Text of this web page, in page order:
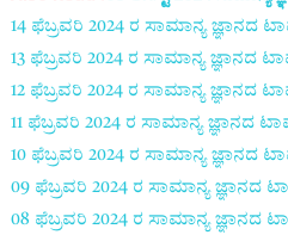
14 ಫೆಬ್ರವರಿ 2024 ರ ಸಾಮಾನ್ಯ ಜ್ಞಾನದ
13 ಫೆಬ್ರವರಿ 2024 ರ ಸಾಮಾನ್ಯ ಜ್ಞಾನದ
12 ಫೆಬ್ರವರಿ 2024 ರ ಸಾಮಾನ್ಯ ಜ್ಞಾನದ
11 ಫೆಬ್ರವರಿ 2024 ರ ಸಾಮಾನ್ಯ ಜ್ಞಾನದ
10 ಫೆಬ್ರವರಿ 2024 ರ ಸಾಮಾನ್ಯ ಜ್ಞಾನದ
09 ಫೆಬ್ರವರಿ 2024 ರ ಸಾಮಾನ್ಯ ಜ್ಞಾನದ
08 ಫೆಬ್ರವರಿ 2024 ರ ಸಾಮಾನ್ಯ ಜ್ಞಾನದ